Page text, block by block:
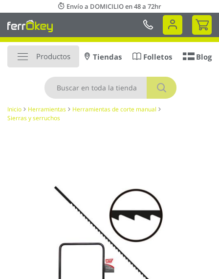
al
contenido
Envío a DOMICILIO en 48 a 72hr
Mi
Productos
Buscar
Tiendas Folletos Blog
Inicio Herramientas
Herramientas de corte manual
Sierras y serruchos